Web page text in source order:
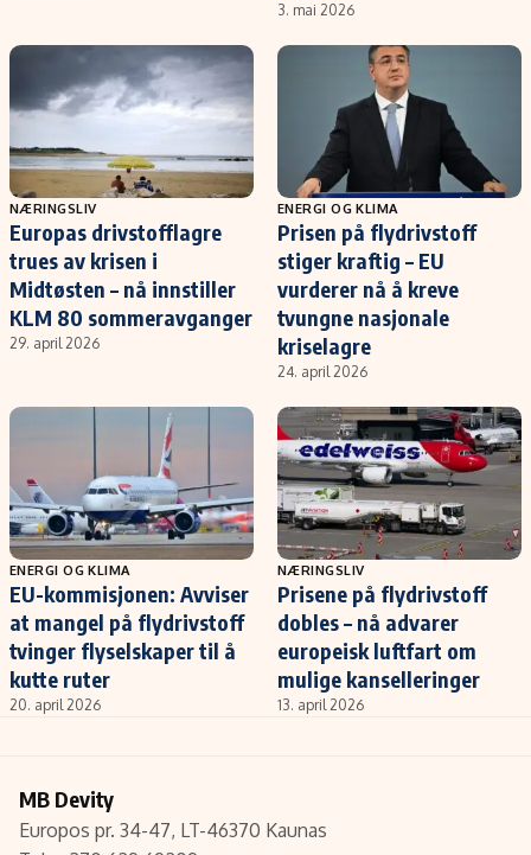
3. mai 2026
NÆRINGSLIV
Europas drivstofflagre
trues av krisen i
Midtøsten – nå innstiller
KLM 80 sommeravganger
29. april 2026
ENERGI OG KLIMA
Prisen på flydrivstoff
stiger kraftig – EU
vurderer nå å kreve
tvungne nasjonale
kriselagre
24. april 2026
ENERGI OG KLIMA
EU-kommisjonen: Avviser
at mangel på flydrivstoff
tvinger flyselskaper til å
kutte ruter
20. april 2026
NÆRINGSLIV
Prisene på flydrivstoff
dobles – nå advarer
europeisk luftfart om
mulige kanselleringer
13. april 2026
MB Devity
Europos pr. 34-47, LT-46370 Kaunas